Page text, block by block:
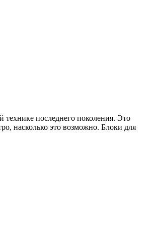
технике последнего поколения. Это
насколько это возможно. Блоки для